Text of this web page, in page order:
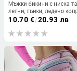
Мъжки бикини с ниска
летни, тънки, ледено
големи, мрежести,
доставка
10.70 €/20.93 лв